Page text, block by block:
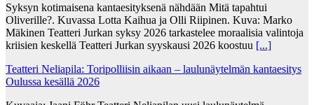
Syksyn kotimaisena kantaesityksenä nähdään Mitä tapahtui
Oliverille?. Kuvassa Lotta Kaihua ja Olli Riipinen. Kuva: Marko
Mäkinen Teatteri Jurkan syksy 2026 tarkastelee moraalisia valintoja
kriisien keskellä Teatteri Jurkan syyskausi 2026 koostuu [...]
Teatteri Neliapila: Toripolliisin aikaan – laulunäytelmän kantaesitys
Oulussa kesällä 2026